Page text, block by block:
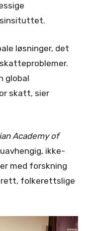
løsninger, det
global
skatt, sier
Academy of
ikke-
med forskning
folkerettslige